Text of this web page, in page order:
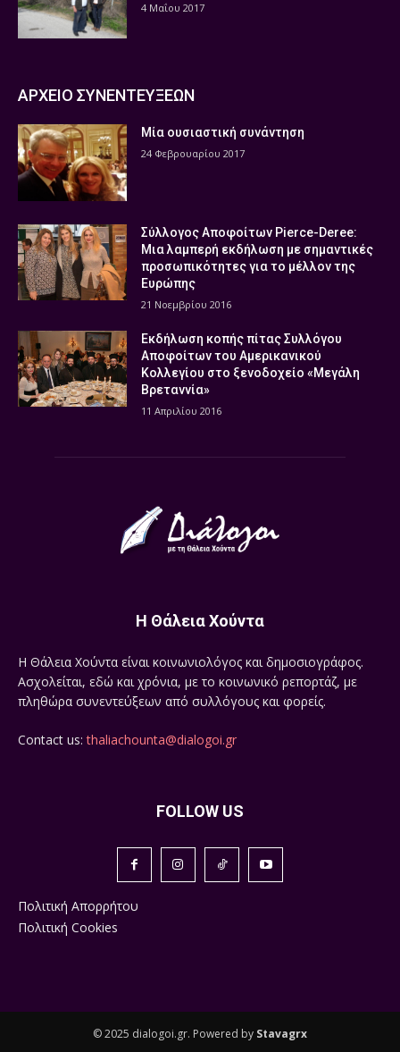
4 Μαΐου 2017
ΑΡΧΕΙΟ ΣΥΝΕΝΤΕΥΞΕΩΝ
Μία ουσιαστική συνάντηση
24 Φεβρουαρίου 2017
Σύλλογος Αποφοίτων Pierce-Deree:
Μια λαμπερή εκδήλωση με σημαντικές
προσωπικότητες για το μέλλον της
Ευρώπης
21 Νοεμβρίου 2016
Εκδήλωση κοπής πίτας Συλλόγου
Αποφοίτων του Αμερικανικού
Κολλεγίου στο ξενοδοχείο «Μεγάλη
Βρεταννία»
11 Απριλίου 2016
Η Θάλεια Χούντα
Η Θάλεια Χούντα είναι κοινωνιολόγος και δημοσιογράφος.
Ασχολείται, εδώ και χρόνια, με το κοινωνικό ρεπορτάζ, με
πληθώρα συνεντεύξεων από συλλόγους και φορείς.
Contact us:thaliachounta@dialogoi.gr
FOLLOW US
Πολιτική Απορρήτου
Πολιτική Cookies
© 2025 dialogoi.gr. Powered by Stavagrx